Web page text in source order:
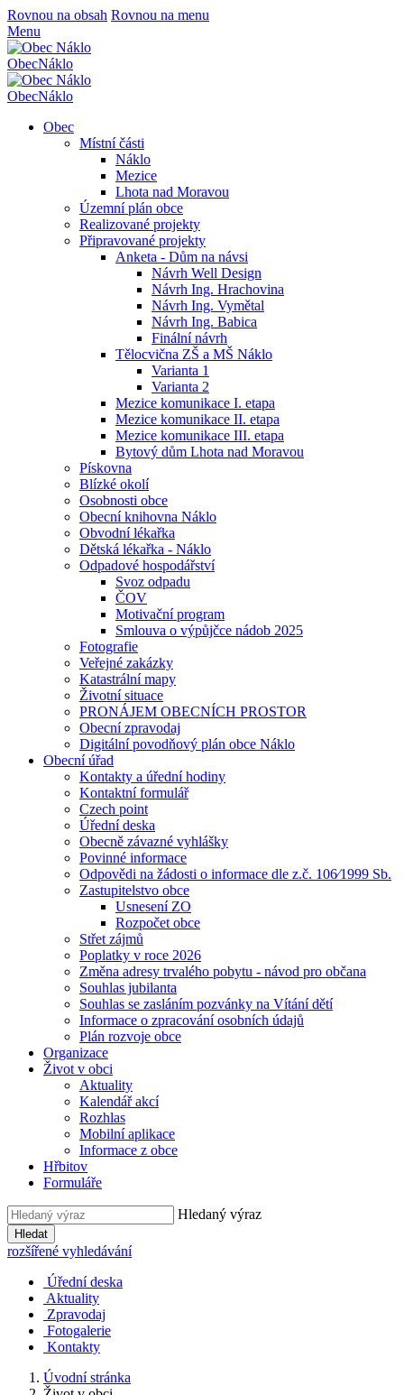
Rovnou na obsah Rovnou na menu
Menu
ObecNáklo
ObecNáklo
Obec
Místní části
Náklo
Mezice
Lhota nad Moravou
Územní plán obce
Realizované projekty
Připravované projekty
Anketa - Dům na návsi
Návrh Well Design
Návrh Ing. Hrachovina
Návrh Ing. Vymětal
Návrh Ing. Babica
Finální návrh
Tělocvična ZŠ a MŠ Náklo
Varianta 1
Varianta 2
Mezice komunikace I. etapa
Mezice komunikace II. etapa
Mezice komunikace III. etapa
Bytový dům Lhota nad Moravou
Pískovna
Blízké okolí
Osobnosti obce
Obecní knihovna Náklo
Obvodní lékařka
Dětská lékařka - Náklo
Odpadové hospodářství
Svoz odpadu
ČOV
Motivační program
Smlouva o výpůjčce nádob 2025
Fotografie
Veřejné zakázky
Katastrální mapy
Životní situace
PRONÁJEM OBECNÍCH PROSTOR
Obecní zpravodaj
Digitální povodňový plán obce Náklo
Obecní úřad
Kontakty a úřední hodiny
Kontaktní formulář
Czech point
Úřední deska
Obecně závazné vyhlášky
Povinné informace
Odpovědi na žádosti o informace dle z.č. 106⁄1999 Sb.
Zastupitelstvo obce
Usnesení ZO
Rozpočet obce
Střet zájmů
Poplatky v roce 2026
Změna adresy trvalého pobytu - návod pro občana
Souhlas jubilanta
Souhlas se zasláním pozvánky na Vítání dětí
Informace o zpracování osobních údajů
Plán rozvoje obce
Organizace
Život v obci
Aktuality
Kalendář akcí
Rozhlas
Mobilní aplikace
Informace z obce
Hřbitov
Formuláře
Hledaný výraz
Hledat
rozšířené vyhledávání
Úřední deska
Aktuality
Zpravodaj
Fotogalerie
Kontakty
Úvodní stránka